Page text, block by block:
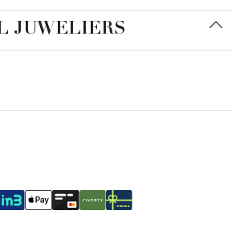
JUWELIERS